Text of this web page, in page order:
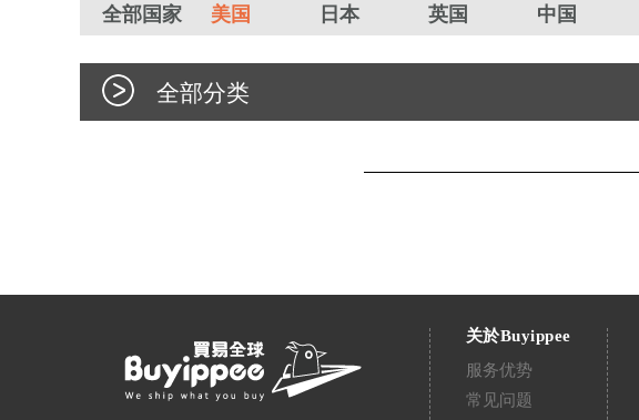
全部国家 美国 日本 英国 中国
全部分类
关於Buyippee
服务优势
常见问题